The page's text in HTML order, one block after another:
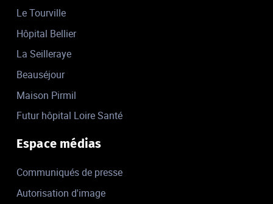
Le Tourville
Hôpital Bellier
La Seilleraye
Beauséjour
Maison Pirmil
Futur hôpital Loire Santé
Espace médias
Communiqués de presse
Autorisation d'image